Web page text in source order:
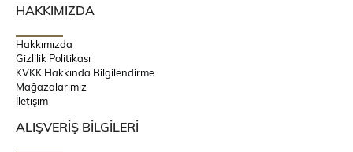
HAKKIMIZDA
Hakkımızda
Gizlilik Politikası
KVKK Hakkında Bilgilendirme
Mağazalarımız
İletişim
ALIŞVERİŞ BİLGİLERİ